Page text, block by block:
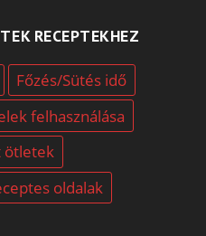
RECEPTEKHEZ
Főzés/Sütés idő
felhasználása
ötletek
oldalak